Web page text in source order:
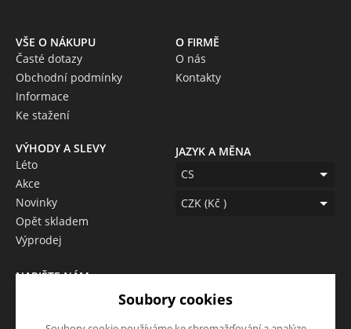
VŠE O NÁKUPU
Časté dotazy
Obchodní podmínky
Informace
Ke stažení
O FIRMĚ
O nás
Kontakty
VÝHODY A SLEVY
Léto
Akce
Novinky
Opět skladem
Výprodej
JAZYK A MĚNA
CS
CZK (Kč )
NAPIŠTE NÁM
Chcete nám něco sdělit oSoubory cookies